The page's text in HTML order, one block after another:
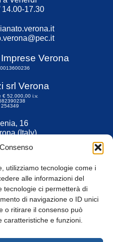
utilizziamo tecnologie come i
alle informazioni del
tecnologie ci permetterà di
di navigazione o ID unici
o ritirare il consenso può
e funzioni.
14.00-17.30
Verona
srl Verona
€ 52.000,00 i.v.
254349
16
(Italy)
riservati